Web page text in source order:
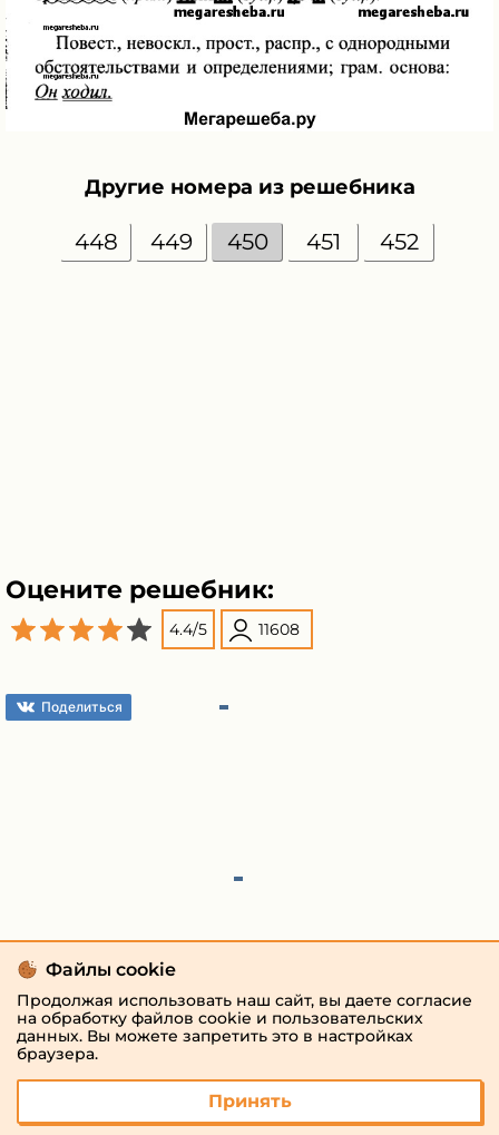
Другие номера из решебника
448 449 450 451 452
Оцените решебник:
4.4/5 11608
Поделиться
Файлы cookie
Продолжая использовать наш сайт, вы даете согласие
на обработку файлов cookie и пользовательских
данных. Вы можете запретить это в настройках
браузера.
Принять